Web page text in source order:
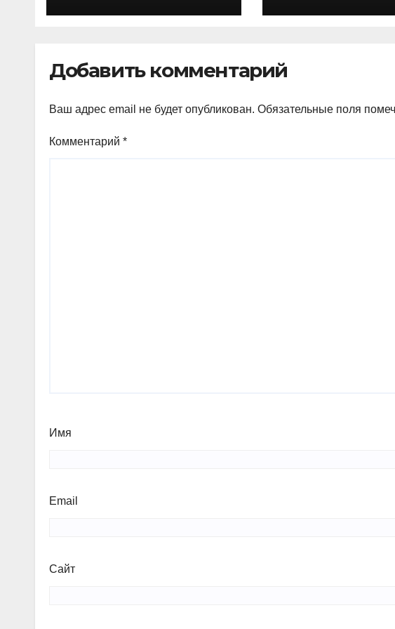
Волжском
Добавить комментарий
Ваш адрес email не будет опубликован. Обязательные поля
Комментарий *
Имя
Email
Сайт